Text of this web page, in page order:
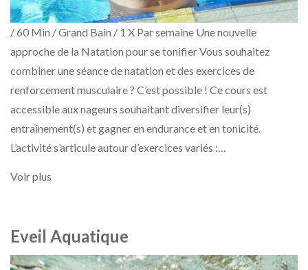
/ 60 Min / Grand Bain / 1 X Par semaine Une nouvelle
approche de la Natation pour se tonifier Vous souhaitez
combiner une séance de natation et des exercices de
renforcement musculaire ? C’est possible ! Ce cours est
accessible aux nageurs souhaitant diversifier leur(s)
entraînement(s) et gagner en endurance et en tonicité.
L’activité s’articule autour d’exercices variés :…
Voir plus
Eveil Aquatique